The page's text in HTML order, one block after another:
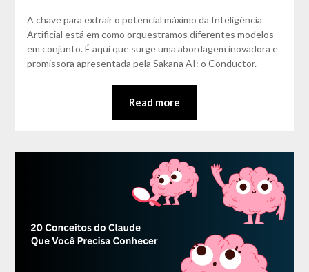
Matos
A chave para extrair o potencial máximo da Inteligência
Artificial está em como orquestramos diferentes modelos
em conjunto. É aqui que surge uma abordagem inovadora e
promissora apresentada pela Sakana AI: o Conductor.
Read more